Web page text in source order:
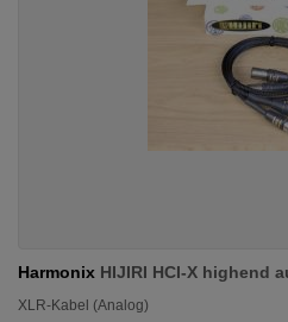
Harmonix HIJIRI HCI-X highend
XLR-Kabel (Analog)